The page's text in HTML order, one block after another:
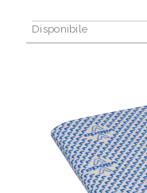
Disponibile